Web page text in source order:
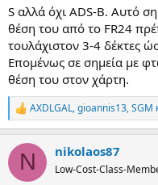
t
e
r
δ
η
μ
ι
υ
ρ
γ
ί
α
ς
S αλλά όχι ADS-B. Αυτό
θέση του από το FR24
τουλάχιστον 3-4 δέκτες
Επομένως σε σημεία με
θέση του στον χάρτη.
R
e
c
i
AXDLGAL,gioannis13,SGM
N nikolaos87
Low-Cost-Class-